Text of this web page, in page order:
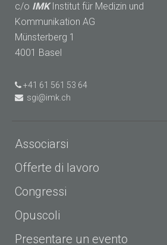
c/o IMK Institut für Medizin und
Kommunikation AG
Münsterberg 1
4001 Basel
+41 61 561 53 64
sgi@imk.ch
Associarsi
Offerte di lavoro
Congressi
Opuscoli
Presentare un evento